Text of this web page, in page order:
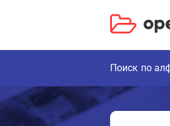
Поиск по